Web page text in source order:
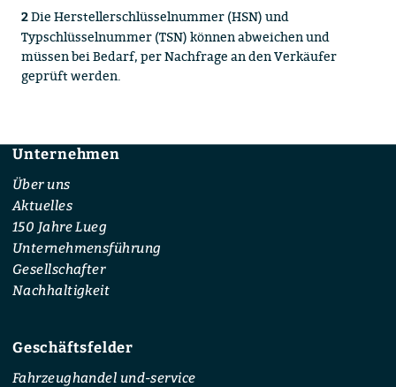
2Die Herstellerschlüsselnummer (HSN) und
Typschlüsselnummer (TSN) können abweichen und
müssen bei Bedarf, per Nachfrage an den Verkäufer
geprüft werden.
Footer
Unternehmen
Über uns
Aktuelles
150 Jahre Lueg
Unternehmensführung
Gesellschafter
Nachhaltigkeit
Geschäftsfelder
Fahrzeughandel und-service